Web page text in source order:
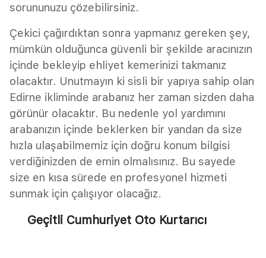
sorununuzu çözebilirsiniz.
Çekici çağırdıktan sonra yapmanız gereken şey,
mümkün olduğunca güvenli bir şekilde aracınızın
içinde bekleyip ehliyet kemerinizi takmanız
olacaktır. Unutmayın ki sisli bir yapıya sahip olan
Edirne ikliminde arabanız her zaman sizden daha
görünür olacaktır. Bu nedenle yol yardımını
arabanızın içinde beklerken bir yandan da size
hızla ulaşabilmemiz için doğru konum bilgisi
verdiğinizden de emin olmalısınız. Bu sayede
size en kısa sürede en profesyonel hizmeti
sunmak için çalışıyor olacağız.
Geçitli Cumhuriyet Oto Kurtarıcı